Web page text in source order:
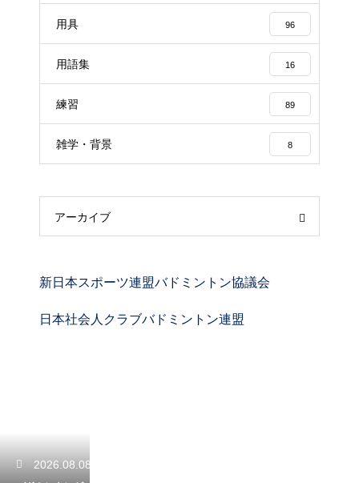
用具 96
用語集 16
練習 89
雑学・背景 8
アーカイブ
新日本スポーツ連盟バドミントン協議会
日本社会人クラブバドミントン連盟
2026.08.08